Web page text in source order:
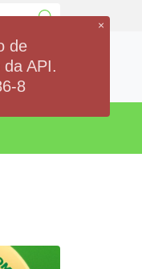
Contato
×
de
API.
8